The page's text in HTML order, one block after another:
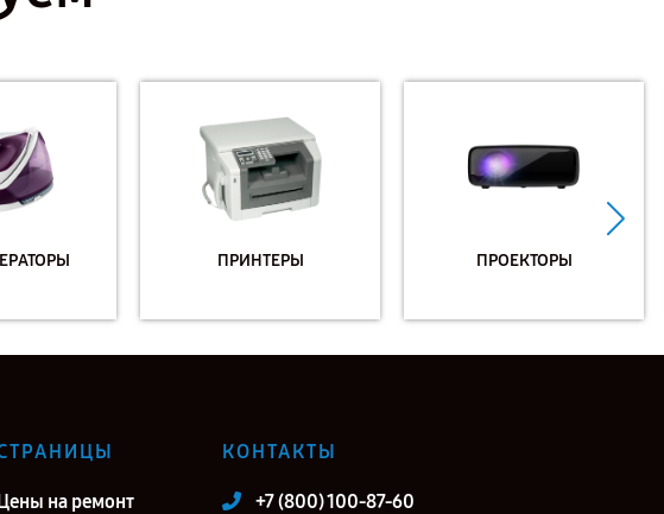
ПРИНТЕРЫ ПРОЕКТОРЫ
на ремонт
КОНТАКТЫ
+7 (800) 100-87-60